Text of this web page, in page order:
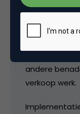
bepalen wat
Wij als
adviseren/
andere
verkoop werk.